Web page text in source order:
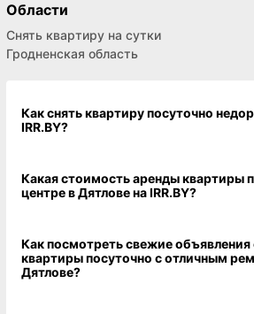
Области
Снять квартиру на сутки
Гродненская область
Как снять квартиру посуточно недорого в
IRR.BY?
Какая стоимость аренды квартиры
центре в Дятлове на IRR.BY?
Как посмотреть свежие объявления
квартиры посуточно с отличным ремонтом в
Дятлове?